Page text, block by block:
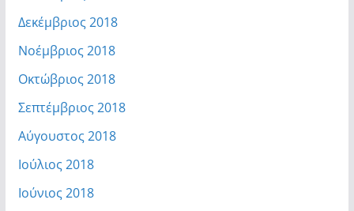
Δεκέμβριος 2018
Νοέμβριος 2018
Οκτώβριος 2018
Σεπτέμβριος 2018
Αύγουστος 2018
Ιούλιος 2018
Ιούνιος 2018